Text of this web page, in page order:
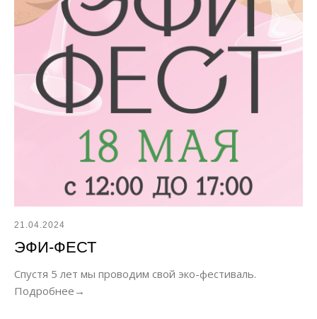
21.04.2024
ЭФИ-ФЕСТ
Спустя 5 лет мы проводим свой эко-фестиваль.
Подробнее→